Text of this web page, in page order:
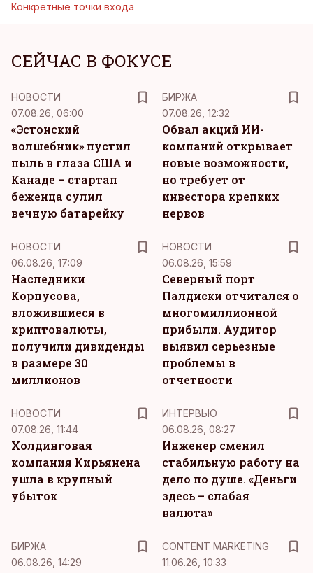
Конкретные точки входа
СЕЙЧАС В ФОКУСЕ
НОВОСТИ
07.08.26, 06:00
«Эстонский
волшебник» пустил
пыль в глаза США и
Канаде – стартап
беженца сулил
вечную батарейку
БИРЖА
07.08.26, 12:32
Обвал акций ИИ-
компаний открывает
новые возможности,
но требует от
инвестора крепких
нервов
НОВОСТИ
06.08.26, 17:09
Наследники
Корпусова,
вложившиеся в
криптовалюты,
получили дивиденды
в размере 30
миллионов
НОВОСТИ
06.08.26, 15:59
Северный порт
Палдиски отчитался о
многомиллионной
прибыли. Аудитор
выявил серьезные
проблемы в
отчетности
НОВОСТИ
07.08.26, 11:44
Холдинговая
компания Кирьянена
ушла в крупный
убыток
ИНТЕРВЬЮ
06.08.26, 08:27
Инженер сменил
стабильную работу на
дело по душе. «Деньги
здесь – слабая
валюта»
БИРЖА
06.08.26, 14:29
CONTENT MARKETING
11.06.26, 10:33